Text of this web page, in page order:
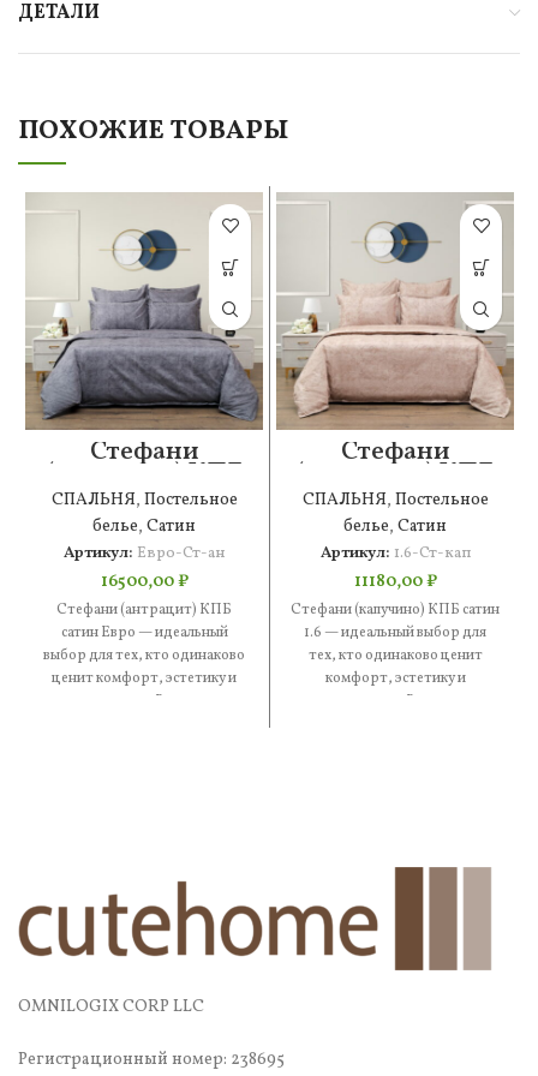
ДЕТАЛИ
ПОХОЖИЕ ТОВАРЫ
Стефани
(антрацит) КПБ
сатин Евро
СПАЛЬНЯ, Постельное
белье, Сатин
Артикул: Евро-Ст-ан
16500,00₽
Стефани (антрацит) КПБ
сатин Евро — идеальный
выбор для тех, кто одинаково
ценит комфорт, эстетику и
практичность. В составе —
Стефани
(капучино) КПБ
сатин 1.6
СПАЛЬНЯ, Постельное
белье, Сатин
Артикул: 1.6-Ст-кап
11180,00₽
Стефани (капучино) КПБ сатин
1.6 — идеальный выбор для
тех, кто одинаково ценит
комфорт, эстетику и
практичность. В составе —
OMNILOGIX CORP LLC
Регистрационный номер: 238695